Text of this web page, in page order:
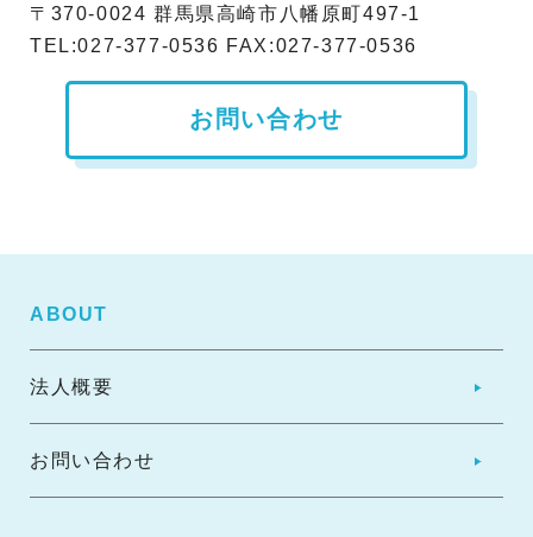
〒370-0024 群馬県高崎市八幡原町497-1
TEL:027-377-0536 FAX:027-377-0536
お問い合わせ
ABOUT
法人概要
お問い合わせ